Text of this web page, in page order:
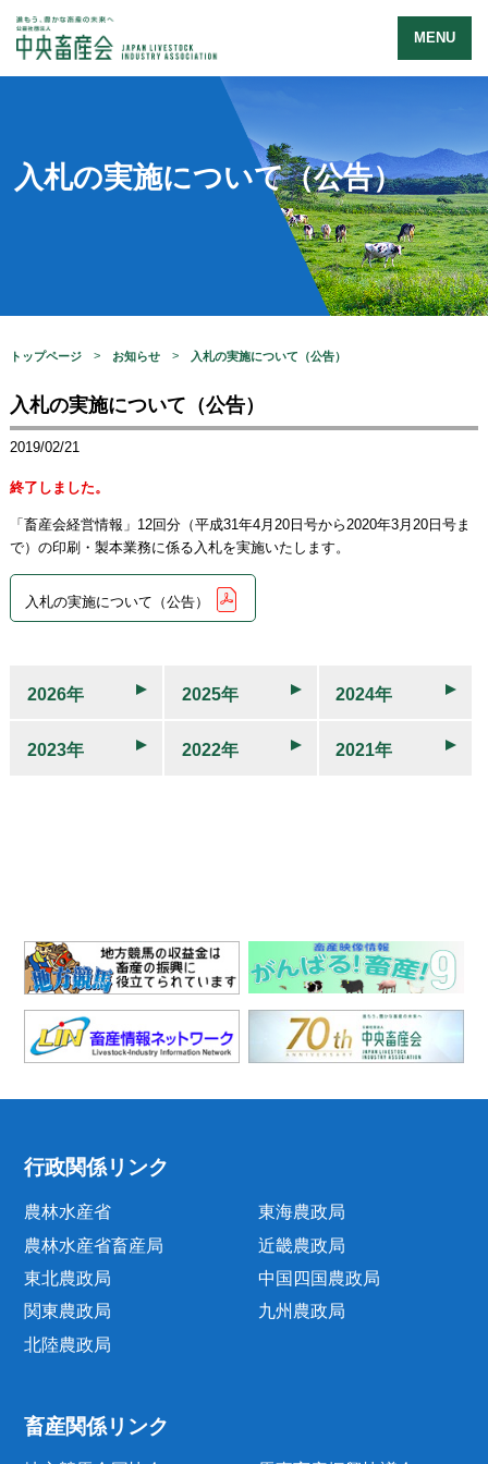
MENU
入札の実施について（公告）
トップページ お知らせ 入札の実施について（公告）
入札の実施について（公告）
2019/02/21
終了しました。
「畜産会経営情報」12回分（平成31年4月20日号から2020年3月20日号ま
で）の印刷・製本業務に係る入札を実施いたします。
入札の実施について（公告）
2026年 2025年 2024年
2023年 2022年 2021年
行政関係リンク
農林水産省
農林水産省畜産局
東北農政局
関東農政局
北陸農政局
東海農政局
近畿農政局
中国四国農政局
九州農政局
畜産関係リンク